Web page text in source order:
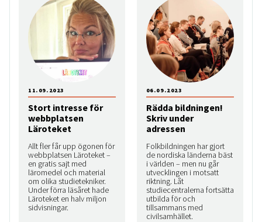
Stort intresse för
webbplatsen
Läroteket
Allt fler får upp ögonen för
webbplatsen Läroteket –
en gratis sajt med
läromedel och material
om olika studietekniker.
Under förra läsåret hade
Läroteket en halv miljon
sidvisningar.
11.09.2023
Rädda bildningen!
Skriv under
adressen
Folkbildningen har gjort
de nordiska länderna bäst
i världen – men nu går
utvecklingen i motsatt
riktning. Låt
studiecentralerna fortsätta
utbilda för och
tillsammans med
civilsamhället.
06.09.2023